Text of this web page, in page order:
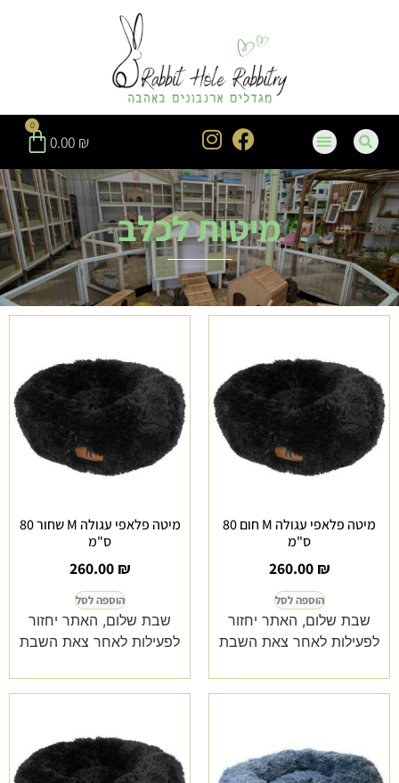
0.00 ₪
0
מיטות לכלב
מיטה פלאפי עגולה M חום 80
ס"מ
260.00 ₪
הוספה לסל
שבת שלום, האתר יחזור
לפעילות לאחר צאת השבת
מיטה פלאפי עגולה M שחור 80
ס"מ
260.00 ₪
הוספה לסל
שבת שלום, האתר יחזור
לפעילות לאחר צאת השבת